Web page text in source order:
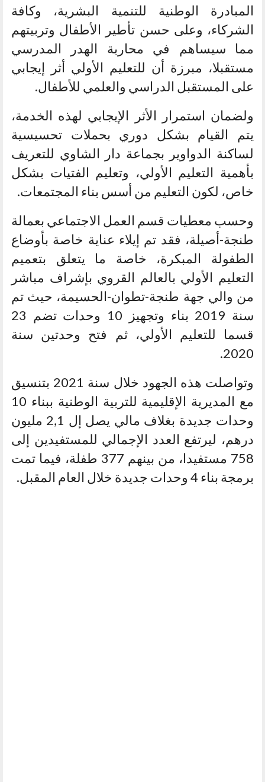
المبادرة الوطنية للتنمية البشرية، وكافة
الشركاء، وعلى حسن تأطير الأطفال وتربيتهم
مما سيساهم في محاربة الهدر المدرسي
مستقبلا، مبرزة أن للتعليم الأولي أثر إيجابي
على المستقبل الدراسي والعلمي للأطفال.
ولضمان استمرار الأثر الإيجابي لهذه الخدمة،
يتم القيام بشكل دوري بحملات تحسيسية
لساكنة الدواوير بجماعة دار الشاوي للتعريف
بأهمية التعليم الأولي، وتعليم الفتيات بشكل
خاص، لكون التعليم من أسس بناء المجتمعات.
وحسب معطيات قسم العمل الاجتماعي بعمالة
طنجة-أصيلة، فقد تم إيلاء عناية خاصة بأوضاع
الطفولة المبكرة، خاصة ما يتعلق بتعميم
التعليم الأولي بالعالم القروي بإشراف مباشر
من والي جهة طنجة-تطوان-الحسيمة، حيث تم
سنة 2019 بناء وتجهيز 10 وحدات تضم 23
قسما للتعليم الأولي، ثم فتح وحدتين سنة
2020.
وتواصلت هذه الجهود خلال سنة 2021 بتنسيق
مع المديرية الإقليمية للتربية الوطنية ببناء 10
وحدات جديدة بغلاف مالي يصل إل 2,1 مليون
درهم، ليرتفع العدد الإجمالي للمستفيدين إلى
758 مستفيدا، من بينهم 377 طفلة، فيما تمت
برمجة بناء 4 وحدات جديدة خلال العام المقبل.